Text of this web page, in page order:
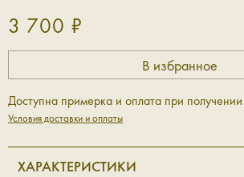
3 700 ₽
Доступна примерка и оплата при получении
Условия доставки и оплаты
ХАРАКТЕРИСТИКИ